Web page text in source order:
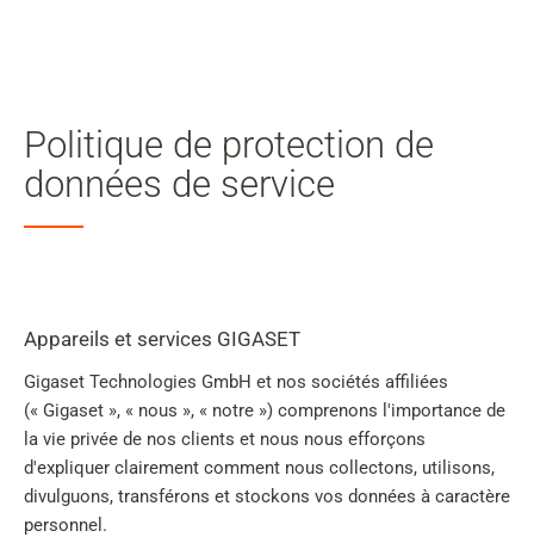
Passer à la recherche
Cart
Shift+Alt+C
Customer Account
Shift+Alt+A
Politique de protection de
données de service
Appareils et services GIGASET
Gigaset Technologies GmbH et nos sociétés affiliées
(« Gigaset », « nous », « notre ») comprenons l'importance de
la vie privée de nos clients et nous nous efforçons
d'expliquer clairement comment nous collectons, utilisons,
divulguons, transférons et stockons vos données à caractère
personnel.